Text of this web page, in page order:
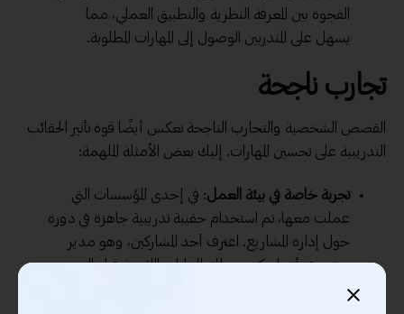
الفجوة بين المعرفة النظرية والتطبيق العملي، مما
يسهل على المتدربين الوصول إلى المهارات المطلوبة.
تجارب ناجحة
القصص الشخصية والتجارب الناجحة تعكس أيضًا قوة تأثير الحقائب
التدريبية على تحسين المهارات. إليك بعض الأمثلة الملهمة:
تجربة خاصة في بيئة العمل: في إحدى المؤسسات التي
عملت معها، تم استخدام حقيبة تدريبية جاهزة في دورة
حول إدارة المشاريع. اعترف أحد المشاركين، وهو مدير
مشروع، أنه لم يكن يمتلك المهارات اللازمة قبل التدريب.
بعد انتهاء الدورة، تمكن من تطبيق استراتيجيات جديدة